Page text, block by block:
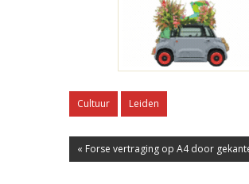
Cultuur Leiden
« Forse vertraging op A4 door